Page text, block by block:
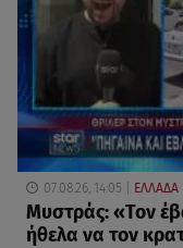
07.08.26, 14:05 ΕΛΛΑΔΑ
Μυστράς: «Τον
ήθελα να τον